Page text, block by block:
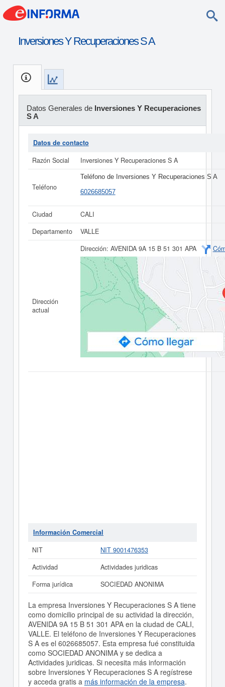
Inversiones Y Recuperaciones S A
Datos Generales de Inversiones Y Recuperaciones
S A
Datos de contacto
Razón Social
Inversiones Y Recuperaciones S A
Teléfono
Teléfono de Inversiones Y Recuperaciones S A
6026685057
Ciudad
CALI
Departamento
VALLE
Dirección
actual
Dirección: AVENIDA 9A 15 B 51 301 APA
Información Comercial
NIT
NIT 9001476353
Actividad
Actividades juridicas
Forma jurídica
SOCIEDAD ANONIMA
La empresa Inversiones Y Recuperaciones S A tiene
como domicilio principal de su actividad la dirección,
AVENIDA 9A 15 B 51 301 APA en la ciudad de CALI,
VALLE. El teléfono de Inversiones Y Recuperaciones
S A es el 6026685057. Esta empresa fué constituida
como SOCIEDAD ANONIMA y se dedica a
Actividades juridicas. Si necesita más información
sobre Inversiones Y Recuperaciones S A regístrese
y acceda gratis a más información de la empresa.